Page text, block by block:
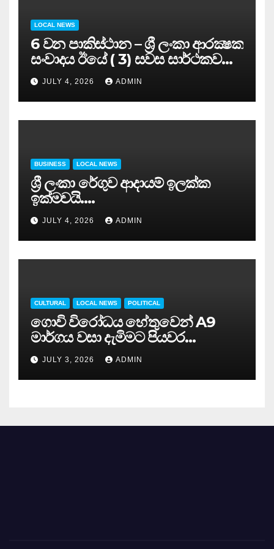
LOCAL NEWS
6 වන පාකිස්ථාන – ශ්‍රී ලංකා ආරක්‍ෂක
සංවාදය ඊයේ ( 3) සවස සාර්ථකව
අවසන් කරයි..
JULY 4, 2026 ADMIN
BUSINESS LOCAL NEWS
ශ්‍රී ලංකා රේගුව ආදායම් ඉලක්ක
ඉක්මවයි….
JULY 4, 2026 ADMIN
CULTURAL LOCAL NEWS POLITICAL
ගොවි විරෝධය හේතුවෙන් A9
මාර්ගය වසා දැමිමට පියවර…
JULY 3, 2026 ADMIN